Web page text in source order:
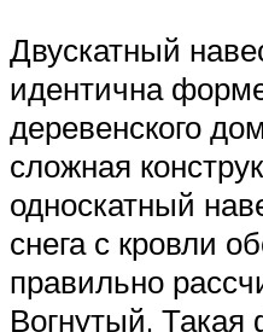
Двускатный
идентична
деревенского
сложная
односкатный
снега с кровли
правильно
Вогнутый.